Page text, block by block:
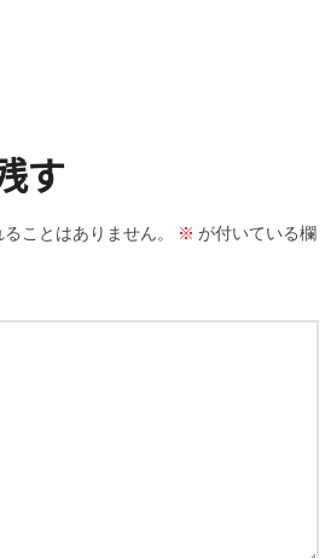
す
ことはありません。 ※ が付いている欄